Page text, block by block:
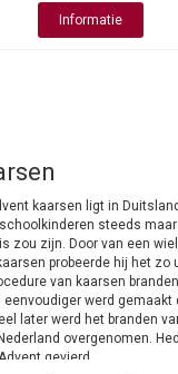
Informatie
kaarsen ligt in
steeds
zou zijn. Door van een
probeerde hij het zo
van kaarsen
werd gemaakt
later werd het branden
overgenomen.
gevierd.